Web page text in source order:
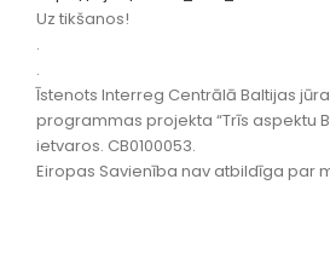
Uz tikšanos!
.
.
Īstenots Interreg Centrālā Baltijas
programmas projekta “Trīs aspektu
ietvaros. CB0100053.
Eiropas Savienība nav atbildīga par